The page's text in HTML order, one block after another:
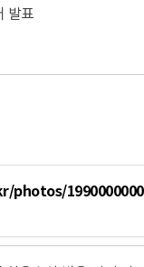
발표